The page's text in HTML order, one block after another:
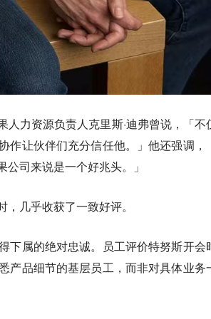
人力资源负责人克里斯·迪弗曾说，「不
作让伙伴们充分信任他。」他还强调，
司来说是一个好兆头。 」
几乎收获了一致好评。
下属的绝对忠诚。员工评价特努斯开会
产品细节的基层员工，而非对具体业务